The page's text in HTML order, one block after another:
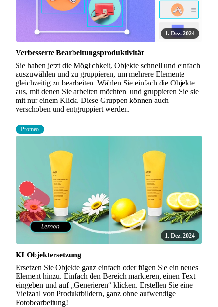
1. Dez. 2024
Verbesserte Bearbeitungsproduktivität
Sie haben jetzt die Möglichkeit, Objekte schnell und einfach
auszuwählen und zu gruppieren, um mehrere Elemente
gleichzeitig zu bearbeiten. Wählen Sie einfach die Objekte
aus, mit denen Sie arbeiten möchten, und gruppieren Sie sie
mit nur einem Klick. Diese Gruppen können auch
verschoben und entgruppiert werden.
Promeo
1. Dez. 2024
KI-Objektersetzung
Ersetzen Sie Objekte ganz einfach oder fügen Sie ein neues
Element hinzu. Einfach den Bereich markieren, einen Text
eingeben und auf „Generieren“ klicken. Erstellen Sie eine
Vielzahl von Produktbildern, ganz ohne aufwendige
Fotobearbeitung!